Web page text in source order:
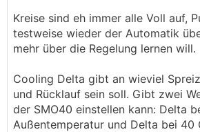
Kreise sind eh immer alle Voll auf,
testweise wieder der Automatik
mehr über die Regelung lernen will.
Cooling Delta gibt an wieviel
und Rücklauf sein soll. Gibt zwei
der SMO40 einstellen kann: Delta
Außentemperatur und Delta bei 40